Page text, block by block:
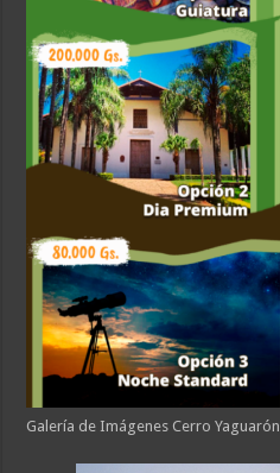
Galería de Imágenes Cerro Yaguarón